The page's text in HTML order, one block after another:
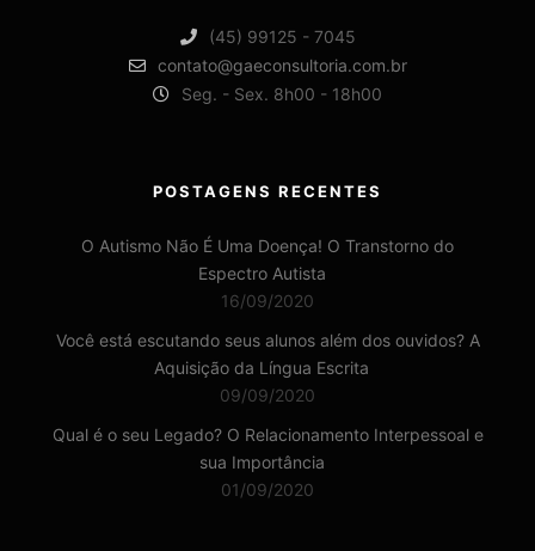
(45) 99125 - 7045
contato@gaeconsultoria.com.br
Seg. - Sex. 8h00 - 18h00
POSTAGENS RECENTES
O Autismo Não É Uma Doença! O Transtorno do
Espectro Autista
16/09/2020
Você está escutando seus alunos além dos ouvidos? A
Aquisição da Língua Escrita
09/09/2020
Qual é o seu Legado? O Relacionamento Interpessoal e
sua Importância
01/09/2020